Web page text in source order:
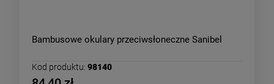
Bambusowe okulary przeciwsłoneczne Sanibel
Kod produktu: 98140